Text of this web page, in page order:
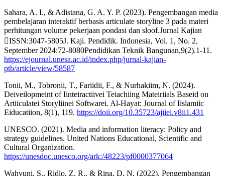
Sahara, A. I., & Adistana, G. A. Y. P. (2023). Pengembangan media
pembelajaran interaktif berbasis articulate storyline 3 pada materi
perhitungan volume pekerjaan pondasi dan sloof.Jurnal Kajian
ISSN:3047-5805J. Kaji. Pendidik. Indonesia, Vol. 1, No. 2,
September 2024:72-8080Pendidikan Teknik Bangunan,9(2).1-11.
https://ejournal.unesa.ac.id/index.php/jurnal-kajian-
ptb/article/view/58587
Tonii, M., Tobronii, T., Fariidii, F., & Nurhakiim, N. (2024).
Deiveilopmeint of Iinteiractiivei Teiachiing Mateiriials Baseid on
Artiiculatei Storyliinei Softwarei. Al-Hayat: Journal of Iislamiic
Eiducatiion, 8(1), 119. https://doii.org/10.35723/ajiiei.v8ii1.431
UNESCO. (2021). Media and information literacy: Policy and
strategy guidelines. United Nations Educational, Scientific and
Cultural Organization.
https://unesdoc.unesco.org/ark:/48223/pf0000377064
Wahyuni, S., Ridlo, Z. R., & Rina, D. N. (2022). Pengembangan